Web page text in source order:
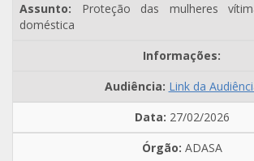
Proteção das mulheres
doméstica
Link da
27/02/2026
ADASA